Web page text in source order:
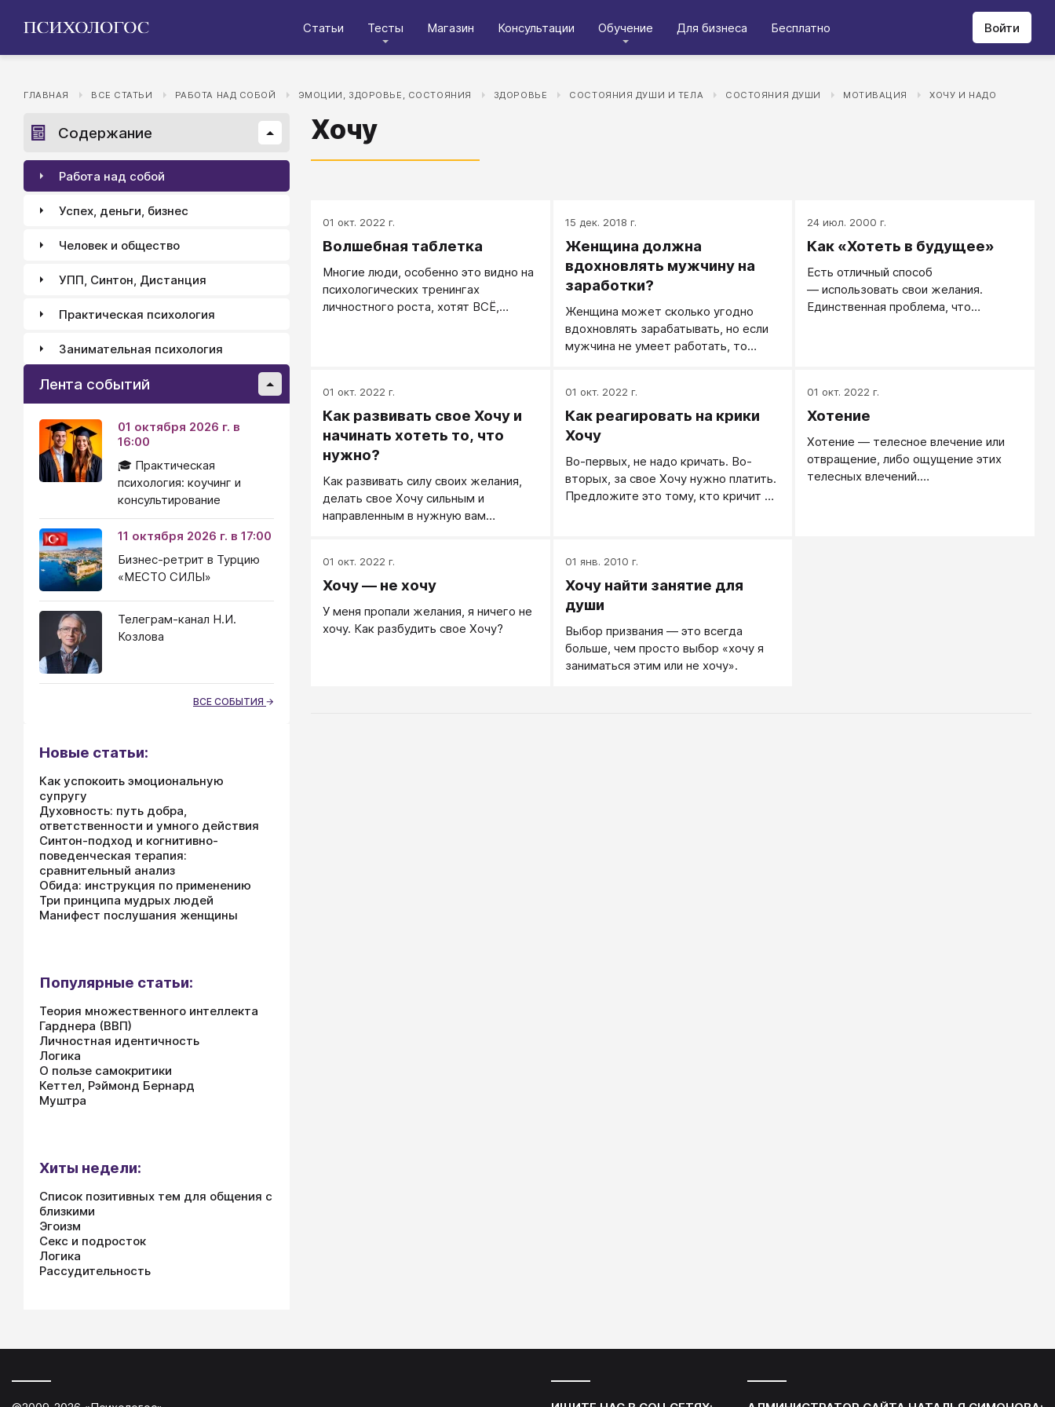
Статьи Тесты Магазин Консультации Обучение Для бизнеса Бесплатно Войти
ГЛАВНАЯ ВСЕ СТАТЬИ РАБОТА НАД СОБОЙ ЭМОЦИИ, ЗДОРОВЬЕ, СОСТОЯНИЯ ЗДОРОВЬЕ СОСТОЯНИЯ ДУШИ И ТЕЛА СОСТОЯНИЯ ДУШИ МОТИВАЦИЯ ХОЧУ И НАДО
Хочу
01 окт. 2022 г.
Волшебная таблетка
Многие люди, особенно это видно на
психологических тренингах
личностного роста, хотят ВСЁ,
уже съел.
15 дек. 2018 г.
Женщина должна
вдохновлять мужчину на
заработки?
Женщина может сколько угодно
вдохновлять зарабатывать, но если
мужчина не умеет работать, то
него закономерно не получается
(ведь не умеет же!), у него
опускаются руки.
24 июл. 2000 г.
Как «Хотеть в будущее»
Есть отличный способ
— использовать свои желания.
Единственная проблема, что
01 окт. 2022 г.
Как развивать свое Хочу и
начинать хотеть то, что
нужно?
Как развивать силу своих желания,
делать свое Хочу сильным и
направленным в нужную вам
01 окт. 2022 г.
Как реагировать на крики
Хочу
Во-первых, не надо кричать. Во-
вторых, за свое Хочу нужно платить.
Предложите это тому, кто кричит о
формата.
01 окт. 2022 г.
Хотение
Хотение ― телесное влечение или
отвращение, либо ощущение этих
телесных влечений.
01 окт. 2022 г.
Хочу — не хочу
У меня пропали желания, я ничего не
хочу. Как разбудить свое Хочу?
01 янв. 2010 г.
Хочу найти занятие для
души
Выбор призвания ― это всегда
больше, чем просто выбор «хочу я
заниматься этим или не хочу».
Содержание
Работа над собой
Успех, деньги, бизнес
Человек и общество
УПП, Синтон, Дистанция
Практическая психология
Занимательная психология
Лента событий
01 октября 2026 г. в
16:00
🎓 Практическая
психология: коучинг и
консультирование
11 октября 2026 г. в 17:00
Бизнес-ретрит в Турцию
«МЕСТО СИЛЫ»
Телеграм-канал Н.И.
Козлова
ВСЕ СОБЫТИЯ
Новые статьи:
Как успокоить эмоциональную
супругу
Духовность: путь добра,
ответственности и умного действия
Синтон-подход и когнитивно-
поведенческая терапия:
сравнительный анализ
Обида: инструкция по применению
Три принципа мудрых людей
Манифест послушания женщины
Популярные статьи:
Теория множественного интеллекта
Гарднера (ВВП)
Личностная идентичность
Логика
О пользе самокритики
Кеттел, Рэймонд Бернард
Муштра
Хиты недели:
Список позитивных тем для общения с
близкими
Эгоизм
Секс и подросток
Логика
Рассудительность